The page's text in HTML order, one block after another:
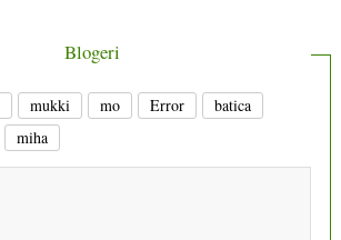
Blogeri
mukki mo Error
batica
miha